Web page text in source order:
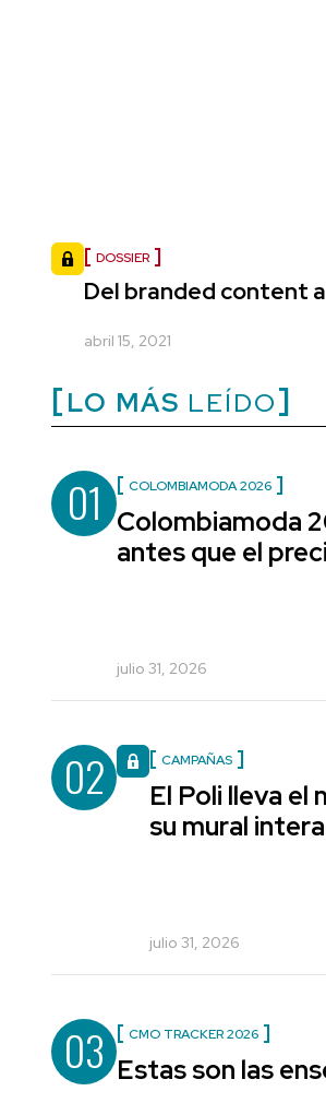
DOSSIER
Del branded content
abril 15, 2021
LO MÁS LEÍDO
01 COLOMBIAMODA 2026
Colombiamoda
antes que el
julio 31, 2026
02 CAMPAÑAS
El Poli lleva el
su mural
julio 31, 2026
03 CMO TRACKER 2026
Estas son las